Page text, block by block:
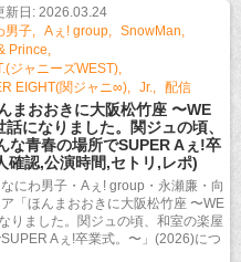
新日: 2026.03.24
男子
Aぇ! group
SnowMan
Prince
ジャニーズWEST)
EIGHT(関ジャニ∞)
Jr. 配信
んまおおきに大阪松竹座 〜WE
になりました。関ジュの頃、
な青春の場所でSUPER Aぇ!卒
確認,公演時間,セトリ,レポ)
にわ男子・Aぇ! group・永瀬廉・向
「ほんまおおきに大阪松竹座 〜WE
りました。関ジュの頃、和室の楽屋
Aぇ!卒業式。〜」(2026)につ